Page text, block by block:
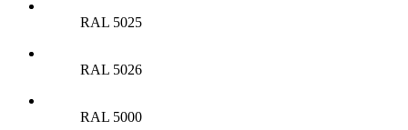
RAL 5025
RAL 5026
RAL 5000